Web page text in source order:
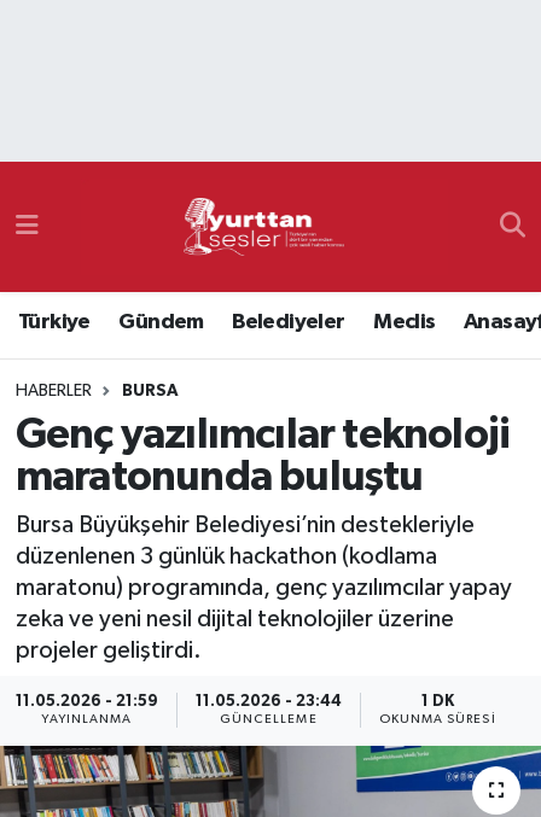
Türkiye Gündem Belediyeler Meclis
HABERLER BURSA
Genç yazılımcılar teknoloji
maratonunda buluştu
Bursa Büyükşehir Belediyesi’nin destekleriyle
düzenlenen 3 günlük hackathon (kodlama
maratonu) programında, genç yazılımcılar yapay
zeka ve yeni nesil dijital teknolojiler üzerine
projeler geliştirdi.
11.05.2026 - 21:59
YAYINLANMA
11.05.2026 - 23:44
GÜNCELLEME
1 DK
OKUNMA SÜRESI
Namaz Vakitleri
Süper Lig Puan Durumu ve Fikstür
Tüm Manşetler
Son Dakika Haberleri
Haber Arşivi